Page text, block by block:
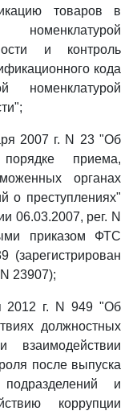
товаров в
и контроль
кода
номенклатурой
2007 г. N 23 "Об
приема,
органах
о преступлениях"
06.03.2007, рег. N
приказом ФТС
(зарегистрирован
23907);
2012 г. N 949 "Об
должностных
после выпуска
подразделений и
коррупции